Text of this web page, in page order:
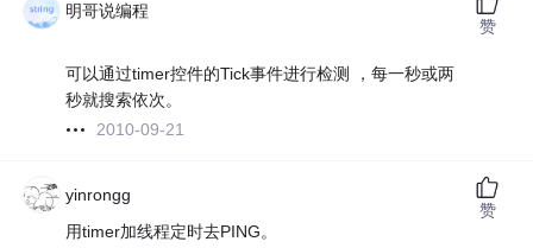
明哥说编程
可以通过timer控件的Tick事件进行检测 ，每一秒或两
秒就搜索依次。
2010-09-21
赞
yinrongg
用timer加线程定时去PING。
赞